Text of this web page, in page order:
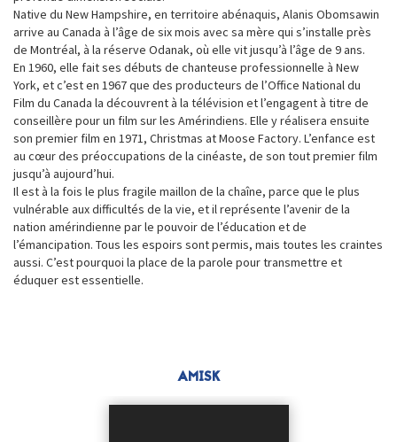
Native du New Hampshire, en territoire abénaquis, Alanis Obomsawin
arrive au Canada à l’âge de six mois avec sa mère qui s’installe près
de Montréal, à la réserve Odanak, où elle vit jusqu’à l’âge de 9 ans.
En 1960, elle fait ses débuts de chanteuse professionnelle à New
York, et c’est en 1967 que des producteurs de l’Office National du
Film du Canada la découvrent à la télévision et l’engagent à titre de
conseillère pour un film sur les Amérindiens. Elle y réalisera ensuite
son premier film en 1971, Christmas at Moose Factory. L’enfance est
au cœur des préoccupations de la cinéaste, de son tout premier film
jusqu’à aujourd’hui.
Il est à la fois le plus fragile maillon de la chaîne, parce que le plus
vulnérable aux difficultés de la vie, et il représente l’avenir de la
nation amérindienne par le pouvoir de l’éducation et de
l’émancipation. Tous les espoirs sont permis, mais toutes les craintes
aussi. C’est pourquoi la place de la parole pour transmettre et
éduquer est essentielle.
AMISK